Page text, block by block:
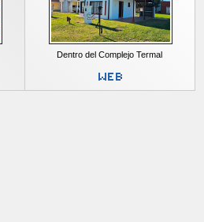
Dentro del Complejo Termal